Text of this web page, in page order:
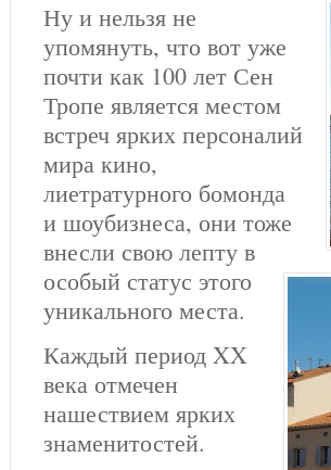
Ну и нельзя не
упомянуть, что вот уже
почти как 100 лет Сен
Тропе является местом
встреч ярких персоналий
мира кино,
лиетратурного бомонда
и шоубизнеса, они тоже
внесли свою лепту в
особый статус этого
уникального места.
Каждый период XX
века отмечен
нашествием ярких
знаменитостей.